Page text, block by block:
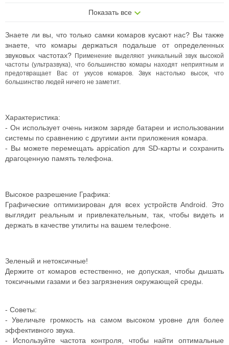
Показать все
Знаете ли вы, что только самки комаров кусают нас? Вы также
знаете, что комары держаться подальше от определенных
звуковых частотах? Применение выделяют уникальный звук высокой
частоты (ультразвука), что большинство комары находят неприятным и
предотвращает Вас от укусов комаров. Звук настолько высок, что
большинство людей ничего не заметит.
Характеристика:
- Он использует очень низком заряде батареи и использовании
системы по сравнению с другими анти приложения комара.
- Вы можете перемещать appication для SD-карты и сохранить
драгоценную память телефона.
Высокое разрешение Графика:
Графические оптимизирован для всех устройств Android. Это
выглядит реальным и привлекательным, так, чтобы видеть и
держать в качестве утилиты на вашем телефоне.
Зеленый и нетоксичные!
Держите от комаров естественно, не допуская, чтобы дышать
токсичными газами и без загрязнения окружающей среды.
- Советы:
- Увеличьте громкость на самом высоком уровне для более
эффективного звука.
- Используйте частота контроля, чтобы найти оптимальные